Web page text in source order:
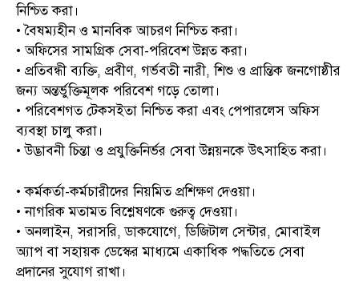
নিশ্চিত করা।
• বৈষম্যহীন ও মানবিক আচরণ নিশ্চিত করা।
• অফিসের সামগ্রিক সেবা-পরিবেশ উন্নত করা।
• প্রতিবন্ধী ব্যক্তি, প্রবীণ, গর্ভবতী নারী, শিশু ও প্রান্তিক জনগোষ্ঠীর
জন্য অন্তর্ভুক্তিমূলক পরিবেশ গড়ে তোলা।
• পরিবেশগত টেকসইতা নিশ্চিত করা এবং পেপারলেস অফিস
ব্যবস্থা চালু করা।
• উদ্ভাবনী চিন্তা ও প্রযুক্তিনির্ভর সেবা উন্নয়নকে উৎসাহিত করা।
• কর্মকর্তা-কর্মচারীদের নিয়মিত প্রশিক্ষণ দেওয়া।
• নাগরিক মতামত বিশ্লেষণকে গুরুত্ব দেওয়া।
• অনলাইন, সরাসরি, ডাকযোগে, ডিজিটাল সেন্টার, মোবাইল
অ্যাপ বা সহায়ক ডেস্কের মাধ্যমে একাধিক পদ্ধতিতে সেবা
প্রদানের সুযোগ রাখা।